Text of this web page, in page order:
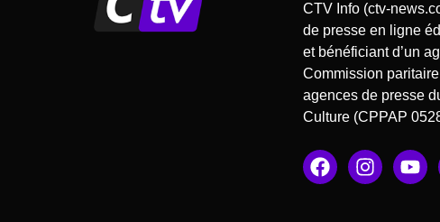
CTV Info (ctv-
de presse en ligne
et bénéficiant d’un
Commission
agences de presse
Culture (CPPAP
F
a
I
n
Y
o